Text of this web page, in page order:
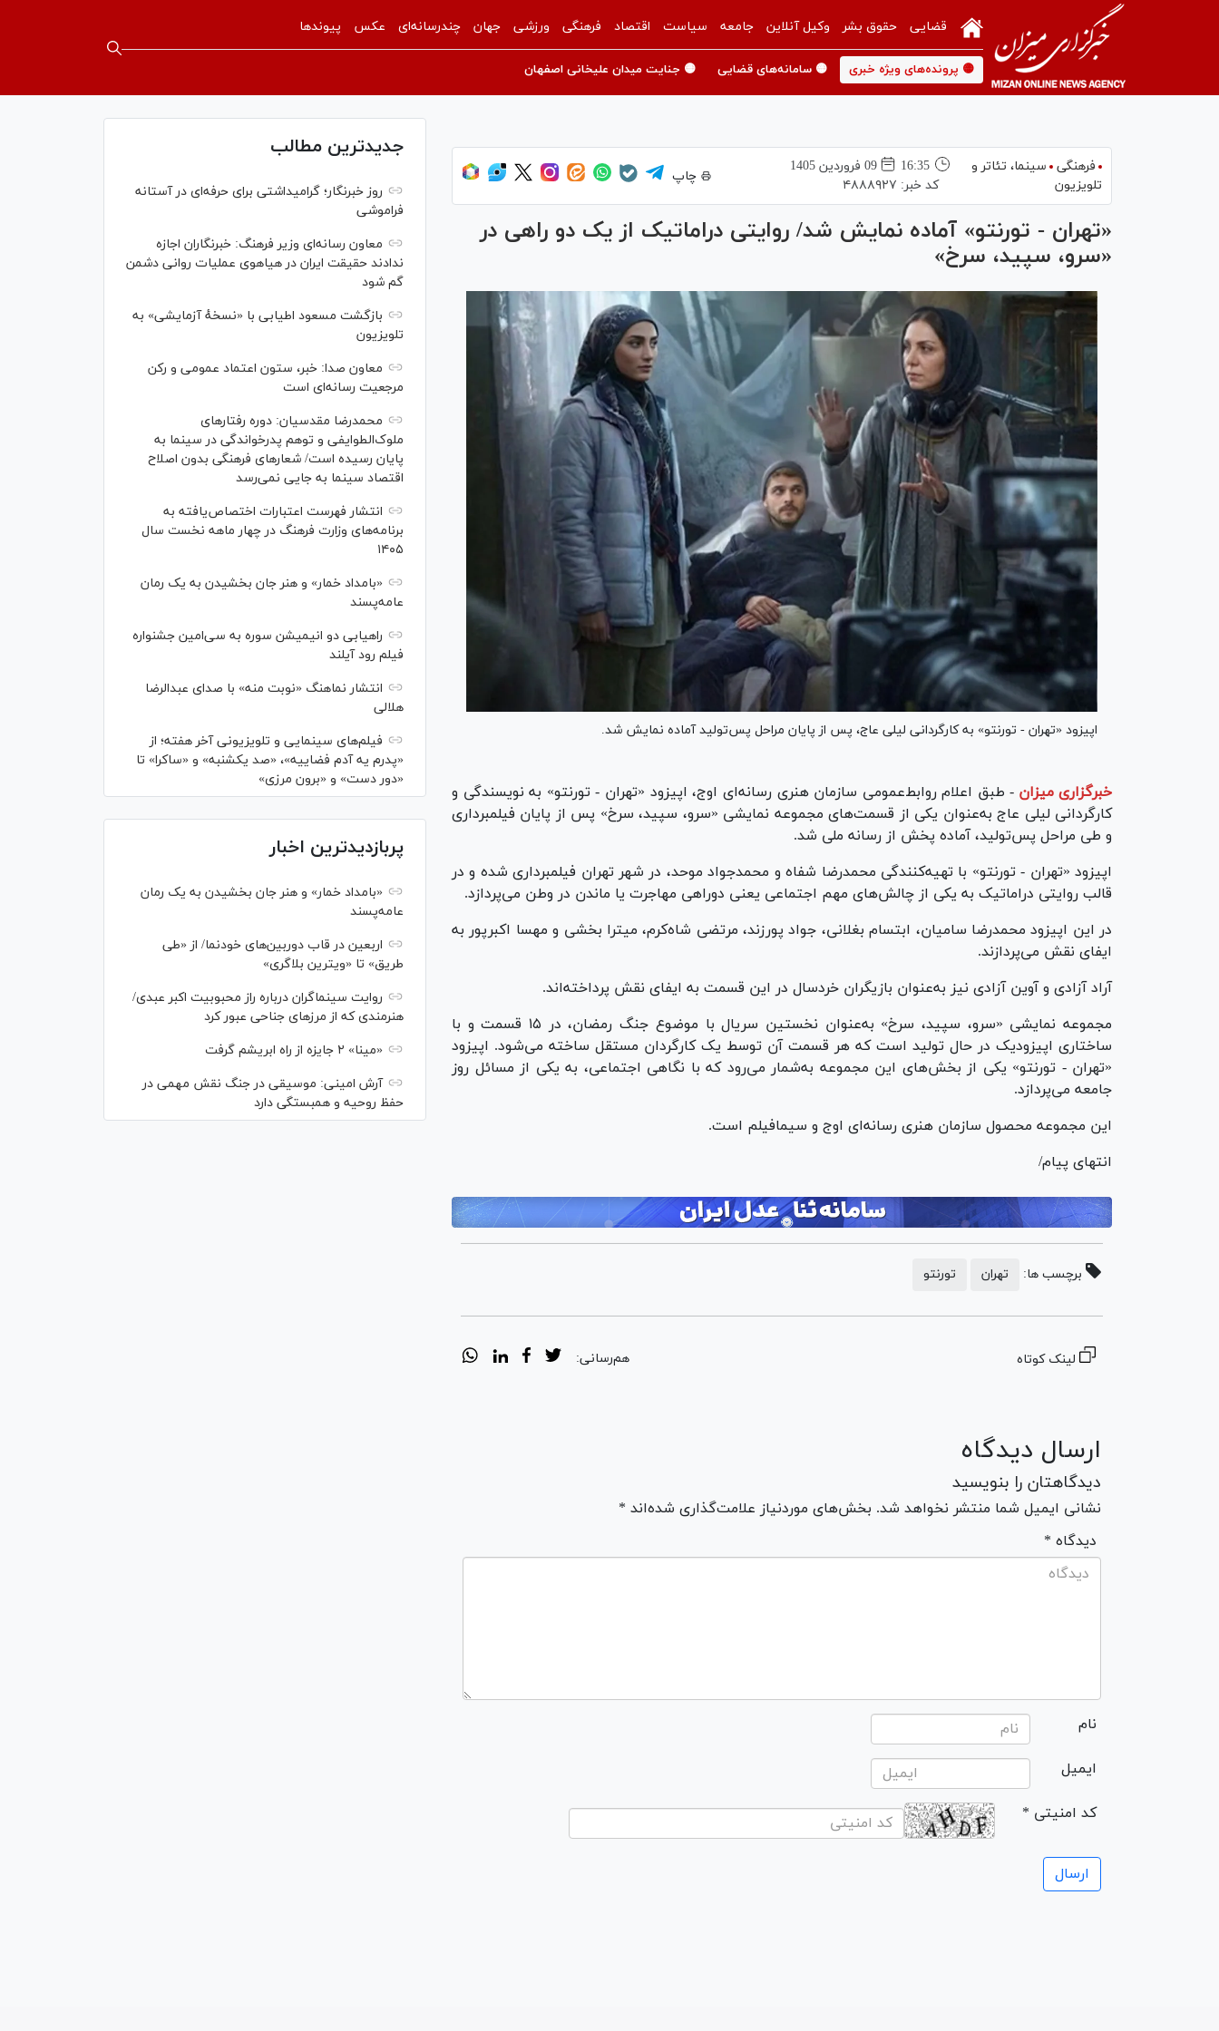
قضایی حقوق بشر وکیل آنلاین جامعه سیاست اقتصاد فرهنگی ورزشی جهان چندرسانه‌ای عکس پیوندها
🟡 پرونده‌های ویژه خبری 🟡 سامانه‌های قضایی 🟡 جنایت میدان علیخانی اصفهان
فرهنگی
سینما،‌ تئاتر و
تلویزیون
16:35
09 فروردين 1405
کد خبر: ۴۸۸۸۹۲۷
چاپ
«تهران - تورنتو» آماده نمایش شد/ روایتی دراماتیک از یک دو راهی در
«سرو، سپید، سرخ»
اپیزود «تهران - تورنتو» به کارگردانی لیلی عاج، پس از پایان مراحل پس‌تولید آماده نمایش شد.
خبرگزاری میزان - طبق اعلام روابط‌عمومی سازمان هنری رسانه‌ای اوج، اپیزود «تهران - تورنتو» به نویسندگی و
کارگردانی لیلی عاج به‌عنوان یکی از قسمت‌های مجموعه نمایشی «سرو، سپید، سرخ» پس از پایان فیلمبرداری
و طی مراحل پس‌تولید، آماده پخش از رسانه ملی شد.
اپیزود «تهران - تورنتو» با تهیه‌کنندگی محمدرضا شفاه و محمدجواد موحد، در شهر تهران فیلمبرداری شده و در
قالب روایتی دراماتیک به یکی از چالش‌های مهم اجتماعی یعنی دوراهی مهاجرت یا ماندن در وطن می‌پردازد.
در این اپیزود محمدرضا سامیان، ابتسام بغلانی، جواد پورزند، مرتضی شاه‌کرم، میترا بخشی و مهسا اکبرپور به
ایفای نقش می‌پردازند.
آراد آزادی و آوین آزادی نیز به‌عنوان بازیگران خردسال در این قسمت به ایفای نقش پرداخته‌اند.
مجموعه نمایشی «سرو، سپید، سرخ» به‌عنوان نخستین سریال با موضوع جنگ رمضان، در ۱۵ قسمت و با
ساختاری اپیزودیک در حال تولید است که هر قسمت آن توسط یک کارگردان مستقل ساخته می‌شود. اپیزود
«تهران - تورنتو» یکی از بخش‌های این مجموعه به‌شمار می‌رود که با نگاهی اجتماعی، به یکی از مسائل روز
جامعه می‌پردازد.
این مجموعه محصول سازمان هنری رسانه‌ای اوج و سیمافیلم است.
انتهای پیام/
برچسب ها: تهران تورنتو
لینک کوتاه هم‌رسانی:
ارسال دیدگاه
دیدگاهتان را بنویسید
نشانی ایمیل شما منتشر نخواهد شد. بخش‌های موردنیاز علامت‌گذاری شده‌اند *
* دیدگاه
نام
ایمیل
* کد امنیتی
جدیدترین مطالب
روز خبرنگار؛ گرامیداشتی برای حرفه‌ای در آستانه
فراموشی
معاون رسانه‌ای وزیر فرهنگ: خبرنگاران اجازه
ندادند حقیقت ایران در هیاهوی عملیات روانی دشمن
گم شود
بازگشت مسعود اطیابی با «نسخهٔ آزمایشی» به
تلویزیون
معاون صدا: خبر، ستون اعتماد عمومی و رکن
مرجعیت رسانه‌ای است
محمدرضا مقدسیان: دوره رفتارهای
ملوک‌الطوایفی و توهم پدرخواندگی در سینما به
پایان رسیده است/ شعارهای فرهنگی بدون اصلاح
اقتصاد سینما به جایی نمی‌رسد
انتشار فهرست اعتبارات اختصاص‌یافته به
برنامه‌های وزارت فرهنگ در چهار ماهه نخست سال
۱۴۰۵
«بامداد خمار» و هنر جان بخشیدن به یک رمان
عامه‌پسند
راهیابی دو انیمیشن سوره به سی‌امین جشنواره
فیلم رود آیلند
انتشار نماهنگ «نوبت منه» با صدای عبدالرضا
هلالی
فیلم‌های سینمایی و تلویزیونی آخر هفته؛ از
«پدرم یه آدم فضاییه»، «صد یکشنبه» و «ساکرا» تا
«دور دست» و «برون مرزی»
پربازدیدترین اخبار
«بامداد خمار» و هنر جان بخشیدن به یک رمان
عامه‌پسند
اربعین در قاب دوربین‌های خودنما/ از «طی
طریق» تا «ویترین بلاگری»
روایت سینماگران درباره راز محبوبیت اکبر عبدی/
هنرمندی که از مرزهای جناحی عبور کرد
«مینا» ۲ جایزه از راه ابریشم گرفت
آرش امینی: موسیقی در جنگ نقش مهمی در
حفظ روحیه و همبستگی دارد